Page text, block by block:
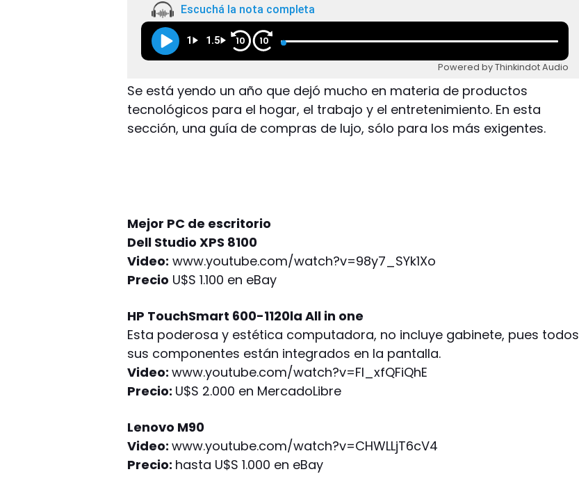
Escuchá la nota completa
1 1.5 10 10
Powered by Thinkindot Audio
Se está yendo un año que dejó mucho en materia de productos
tecnológicos para el hogar, el trabajo y el entretenimiento. En esta
sección, una guía de compras de lujo, sólo para los más exigentes.
Mejor PC de escritorio
Dell Studio XPS 8100
Video: www.youtube.com/watch?v=98y7_SYk1Xo
Precio U$S 1.100 en eBay
HP TouchSmart 600-1120la All in one
Esta poderosa y estética computadora, no incluye gabinete, pues todos
sus componentes están integrados en la pantalla.
Video:www.youtube.com/watch?v=Fl_xfQFiQhE
Precio: U$S 2.000 en MercadoLibre
Lenovo M90
Video:www.youtube.com/watch?v=CHWLLjT6cV4
Precio: hasta U$S 1.000 en eBay